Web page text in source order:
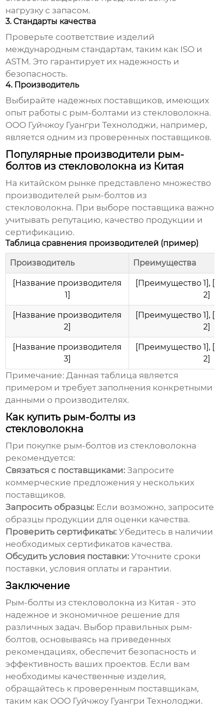
нагрузку с запасом.
3. Стандарты качества
Проверьте соответствие изделий
международным стандартам, таким как ISO и
ASTM. Это гарантирует их надежность и
безопасность.
4. Производитель
Выбирайте надежных поставщиков, имеющих
опыт работы с рым-болтами из стекловолокна.
ООО Гуйчжоу Гуангри Технолоджи, например,
является одним из проверенных поставщиков.
Популярные производители рым-
болтов из стекловолокна из Китая
На китайском рынке представлено множество
производителей рым-болтов из
стекловолокна. При выборе поставщика важно
учитывать репутацию, качество продукции и
сертификацию.
Таблица сравнения производителей (пример)
Производитель Преимущества
[Название производителя
1]
[Преимущество 1],
2]
[Название производителя
2]
[Преимущество 1],
2]
[Название производителя
3]
[Преимущество 1],
2]
Примечание: Данная таблица является
примером и требует заполнения конкретными
данными о производителях.
Как купить рым-болты из
стекловолокна
При покупке рым-болтов из стекловолокна
рекомендуется:
Связаться с поставщиками: Запросите
коммерческие предложения у нескольких
поставщиков.
Запросить образцы: Если возможно, запросите
образцы продукции для оценки качества.
Проверить сертификаты: Убедитесь в наличии
необходимых сертификатов качества.
Обсудить условия поставки: Уточните сроки
поставки, условия оплаты и гарантии.
Заключение
Рым-болты из стекловолокна из Китая - это
надежное и экономичное решение для
различных задач. Выбор правильных рым-
болтов, основываясь на приведенных
рекомендациях, обеспечит безопасность и
эффективность ваших проектов. Если вам
необходимы качественные изделия,
обращайтесь к проверенным поставщикам,
таким как ООО Гуйчжоу Гуангри Технолоджи.